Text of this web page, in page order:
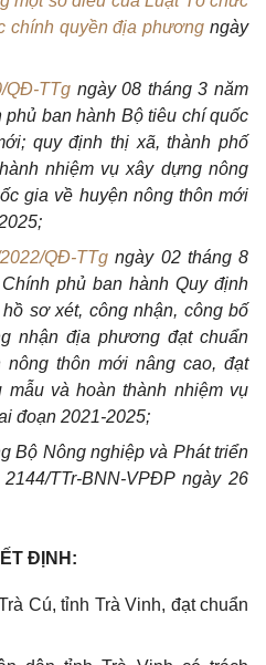
chính quyền địa phương ngày
QĐ-TTg ngày 08 tháng 3 năm
phủ ban hành Bộ tiêu chíquốc
quy định thị xã, thành phố
nhiệm vụxâydựng nông
gia về huyện nông thôn mới
QĐ-TTg ngày 02 tháng 8
phủ ban hành Quy định
sơ xét, công nhận, công bố
nhận địa phương đạt chuẩn
nông thôn mới nâng cao, đạt
mẫu và hoàn thành nhiệm vụ
đoạn 2021-2025;
Bộ Nông nghiệp và Phát triển
2144/TTr-BNN-VPĐP ngày 26
ĐỊNH:
Cú, tỉnh Trà Vinh, đạt chuẩn